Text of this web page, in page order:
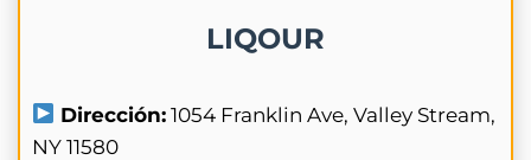
LIQOUR
Dirección: 1054 Franklin Ave, Valley Stream,
NY 11580